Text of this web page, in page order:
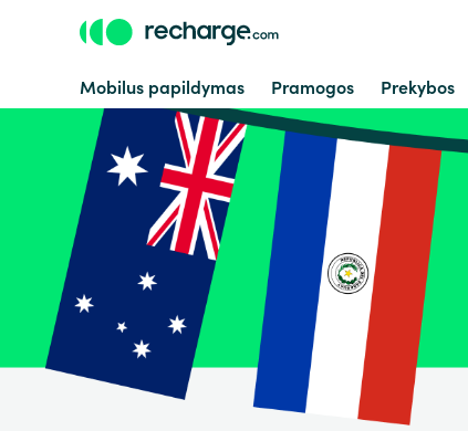
Mobilus papildymas Pramogos Prekybos